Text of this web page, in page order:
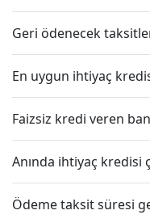
Geri ödenecek
En uygun ihtiyaç
Faizsiz kredi veren
Anında ihtiyaç kredisi
Ödeme taksit süresi